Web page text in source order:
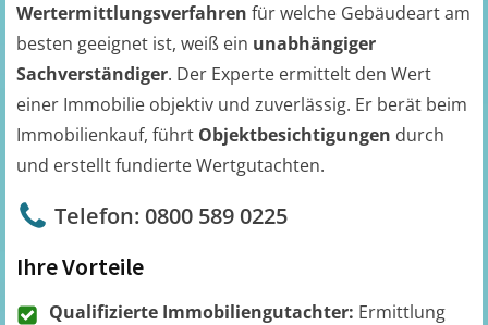
Wertermittlungsverfahren für welche Gebäudeart am
besten geeignet ist, weiß ein unabhängiger
Sachverständiger. Der Experte ermittelt den Wert
einer Immobilie objektiv und zuverlässig. Er berät beim
Immobilienkauf, führt Objektbesichtigungen durch
und erstellt fundierte Wertgutachten.
Telefon: 0800 589 0225
Ihre Vorteile
Qualifizierte Immobiliengutachter: Ermittlung